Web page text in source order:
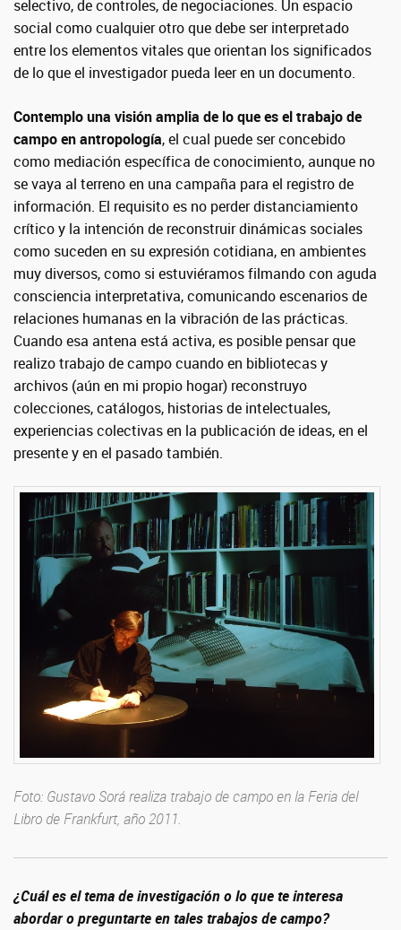
selectivo, de controles, de negociaciones. Un espacio
social como cualquier otro que debe ser interpretado
entre los elementos vitales que orientan los significados
de lo que el investigador pueda leer en un documento.
Contemplo una visión amplia de lo que es el trabajo de
campo en antropología, el cual puede ser concebido
como mediación específica de conocimiento, aunque no
se vaya al terreno en una campaña para el registro de
información. El requisito es no perder distanciamiento
crítico y la intención de reconstruir dinámicas sociales
como suceden en su expresión cotidiana, en ambientes
muy diversos, como si estuviéramos filmando con aguda
consciencia interpretativa, comunicando escenarios de
relaciones humanas en la vibración de las prácticas.
Cuando esa antena está activa, es posible pensar que
realizo trabajo de campo cuando en bibliotecas y
archivos (aún en mi propio hogar) reconstruyo
colecciones, catálogos, historias de intelectuales,
experiencias colectivas en la publicación de ideas, en el
presente y en el pasado también.
Foto: Gustavo Sorá realiza trabajo de campo en la Feria del
Libro de Frankfurt, año 2011.
¿Cuál es el tema de investigación o lo que te interesa
abordar o preguntarte en tales trabajos de campo?